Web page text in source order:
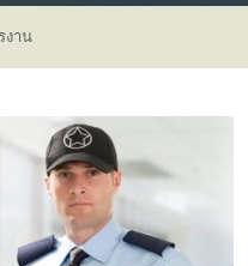
งาน